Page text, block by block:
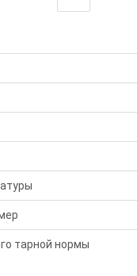
тарной нормы